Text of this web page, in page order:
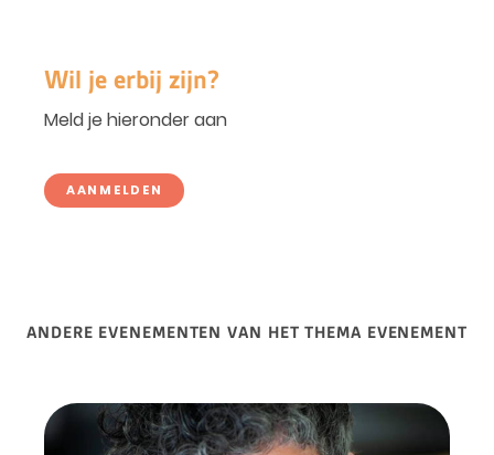
Wil je erbij zijn?
Meld je hieronder aan
AANMELDEN
ANDERE EVENEMENTEN VAN HET THEMA EVENEMENT